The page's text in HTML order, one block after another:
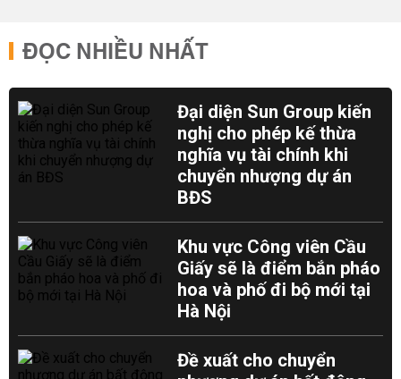
ĐỌC NHIỀU NHẤT
Đại diện Sun Group kiến
nghị cho phép kế thừa
nghĩa vụ tài chính khi
chuyển nhượng dự án
BĐS
Khu vực Công viên Cầu
Giấy sẽ là điểm bắn pháo
hoa và phố đi bộ mới tại
Hà Nội
Đề xuất cho chuyển